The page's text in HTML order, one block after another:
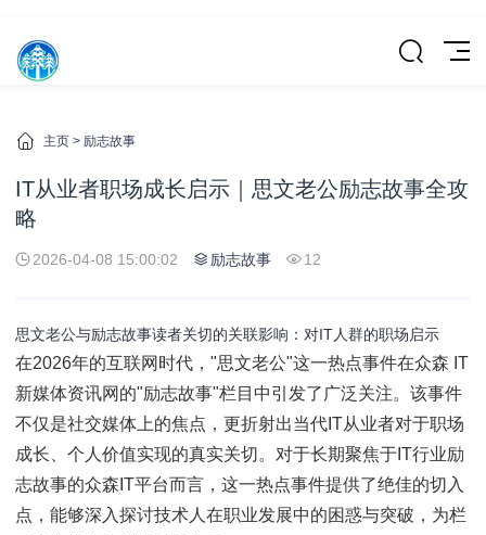
主页 > 励志故事
IT从业者职场成长启示｜思文老公励志故事全攻
略
2026-04-08 15:00:02 励志故事 12
思文老公与励志故事读者关切的关联影响：对IT人群的职场启示
在2026年的互联网时代，"思文老公"这一热点事件在众森 IT
新媒体资讯网的"励志故事"栏目中引发了广泛关注。该事件
不仅是社交媒体上的焦点，更折射出当代IT从业者对于职场
成长、个人价值实现的真实关切。对于长期聚焦于IT行业励
志故事的众森IT平台而言，这一热点事件提供了绝佳的切入
点，能够深入探讨技术人在职业发展中的困惑与突破，为栏